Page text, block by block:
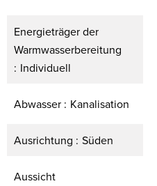
Energieträger der
Warmwasserbereitung
Individuell
Abwasser Kanalisation
Ausrichtung Süden
Aussicht